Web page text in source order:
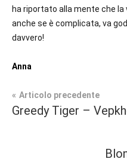
ha riportato alla mente che
anche se è complicata, va
davvero!
Anna
Tag
In
Articolo precedente
Greedy Tiger –